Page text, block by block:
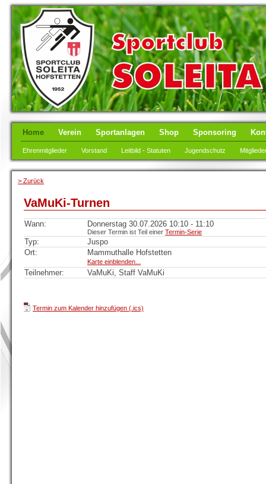
Home Verein Sportanlagen Shop Sponsoring
Ehrenmitglieder Vorstand Leitbild - Statuten Jugendschutz
> Zurück
VaMuKi-Turnen
Wann: Donnerstag 30.07.2026 10:10 - 11:10
Dieser Termin ist Teil einer Termin-Serie
Typ:
Juspo
Ort:
Mammuthalle Hofstetten
Karte einblenden...
Teilnehmer: VaMuKi, Staff VaMuKi
Termin zum Kalender hinzufügen (.ics)